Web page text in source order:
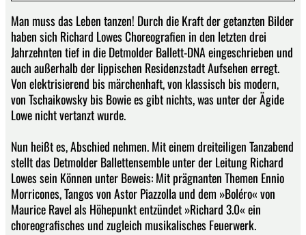
Man muss das Leben tanzen! Durch die Kraft der getanzten Bilder
haben sich Richard Lowes Choreografien in den letzten drei
Jahrzehnten tief in die Detmolder Ballett-DNA eingeschrieben und
auch außerhalb der lippischen Residenzstadt Aufsehen erregt.
Von elektrisierend bis märchenhaft, von klassisch bis modern,
von Tschaikowsky bis Bowie es gibt nichts, was unter der Ägide
Lowe nicht vertanzt wurde.
Nun heißt es, Abschied nehmen. Mit einem dreiteiligen Tanzabend
stellt das Detmolder Ballettensemble unter der Leitung Richard
Lowes sein Können unter Beweis: Mit prägnanten Themen Ennio
Morricones, Tangos von Astor Piazzolla und dem »Boléro« von
Maurice Ravel als Höhepunkt entzündet »Richard 3.0« ein
choreografisches und zugleich musikalisches Feuerwerk.